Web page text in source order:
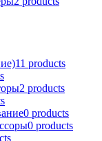
11 products
2 products
0 products
0 products